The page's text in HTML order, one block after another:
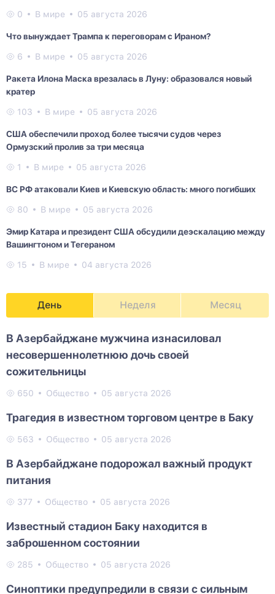
0 В мире 05 августа 2026
Что вынуждает Трампа к переговорам с Ираном?
6 В мире 05 августа 2026
Ракета Илона Маска врезалась в Луну: образовался новый
кратер
103 В мире 05 августа 2026
США обеспечили проход более тысячи судов через
Ормузский пролив за три месяца
1 В мире 05 августа 2026
ВС РФ атаковали Киев и Киевскую область: много погибших
80 В мире 05 августа 2026
Эмир Катара и президент США обсудили деэскалацию между
Вашингтоном и Тегераном
15 В мире 04 августа 2026
День Неделя Месяц
В Азербайджане мужчина изнасиловал
несовершеннолетнюю дочь своей
сожительницы
650 Общество 05 августа 2026
Трагедия в известном торговом центре в Баку
563 Общество 05 августа 2026
В Азербайджане подорожал важный продукт
питания
377 Общество 05 августа 2026
Известный стадион Баку находится в
заброшенном состоянии
285 Общество 05 августа 2026
Синоптики предупредили в связи с сильным